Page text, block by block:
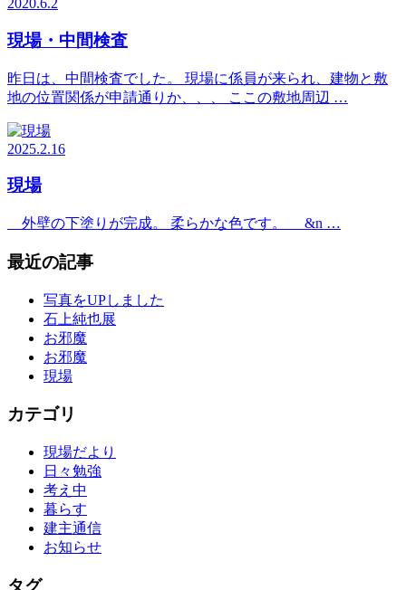
2020.6.2
現場・中間検査
昨日は、中間検査でした。 現場に係員が来られ、建物と敷
地の位置関係が申請通りか、、、 ここの敷地周辺 …
2025.2.16
現場
外壁の下塗りが完成。 柔らかな色です。 &n …
最近の記事
写真をUPしました
石上純也展
お邪魔
お邪魔
現場
カテゴリ
現場だより
日々勉強
考え中
暮らす
建主通信
お知らせ
タグ